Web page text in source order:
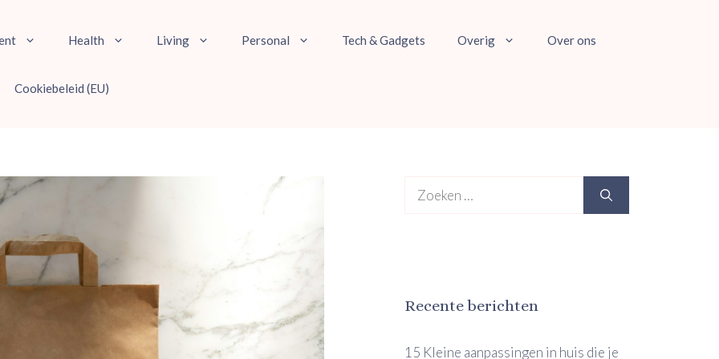
Health Living Personal Tech & Gadgets Overig Over ons
Cookiebeleid (EU)
naar:
Recente berichten
15 Kleine aanpassingen in huis die je